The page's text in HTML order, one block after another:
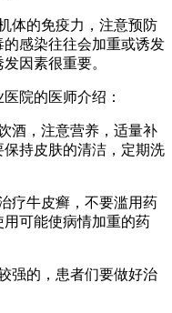
体的免疫力，注意预防
感染往往会加重或诱发
因素很重要。
院的医师介绍：
酒，注意营养，适量补
持皮肤的清洁，定期洗
疗牛皮癣，不要滥用药
可能使病情加重的药
强的，患者们要做好治